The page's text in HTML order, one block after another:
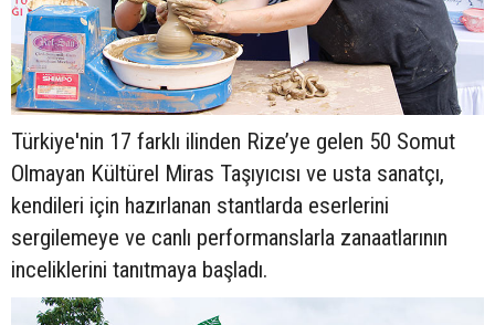
Türkiye'nin 17 farklı ilinden Rize’ye gelen 50 Somut
Olmayan Kültürel Miras Taşıyıcısı ve usta sanatçı,
kendileri için hazırlanan stantlarda eserlerini
sergilemeye ve canlı performanslarla zanaatlarının
inceliklerini tanıtmaya başladı.